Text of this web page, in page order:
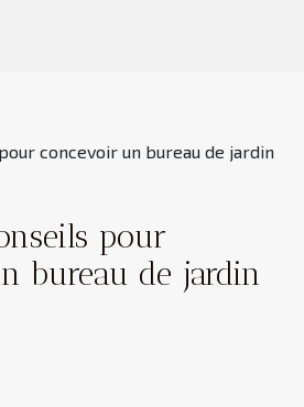
concevoir un bureau de jardin
pour
bureau de jardin